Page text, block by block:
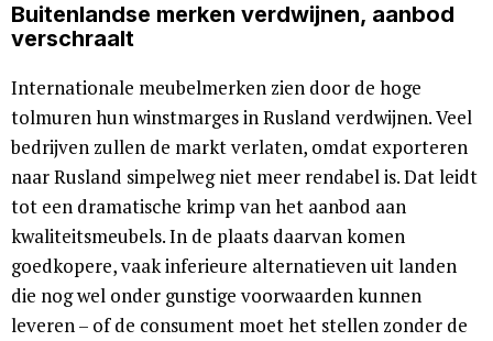
Buitenlandse merken verdwijnen, aanbod
verschraalt
Internationale meubelmerken zien door de hoge
tolmuren hun winstmarges in Rusland verdwijnen. Veel
bedrijven zullen de markt verlaten, omdat exporteren
naar Rusland simpelweg niet meer rendabel is. Dat leidt
tot een dramatische krimp van het aanbod aan
kwaliteitsmeubels. In de plaats daarvan komen
goedkopere, vaak inferieure alternatieven uit landen
die nog wel onder gunstige voorwaarden kunnen
leveren – of de consument moet het stellen zonder de